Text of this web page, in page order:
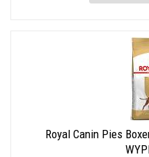
Royal Canin Pies